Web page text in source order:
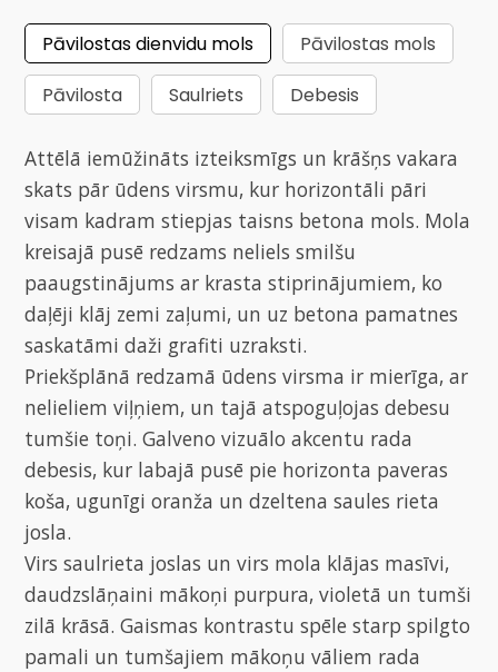
Pāvilostas dienvidu mols
Pāvilostas mols
Pāvilosta
Saulriets Debesis
Attēlā iemūžināts izteiksmīgs un krāšņs vakara
skats pār ūdens virsmu, kur horizontāli pāri
visam kadram stiepjas taisns betona mols. Mola
kreisajā pusē redzams neliels smilšu
paaugstinājums ar krasta stiprinājumiem, ko
daļēji klāj zemi zaļumi, un uz betona pamatnes
saskatāmi daži grafiti uzraksti.
Priekšplānā redzamā ūdens virsma ir mierīga, ar
nelieliem viļņiem, un tajā atspoguļojas debesu
tumšie toņi. Galveno vizuālo akcentu rada
debesis, kur labajā pusē pie horizonta paveras
koša, ugunīgi oranža un dzeltena saules rieta
josla.
Virs saulrieta joslas un virs mola klājas masīvi,
daudzslāņaini mākoņi purpura, violetā un tumši
zilā krāsā. Gaismas kontrastu spēle starp spilgto
pamali un tumšajiem mākoņu vāliem rada